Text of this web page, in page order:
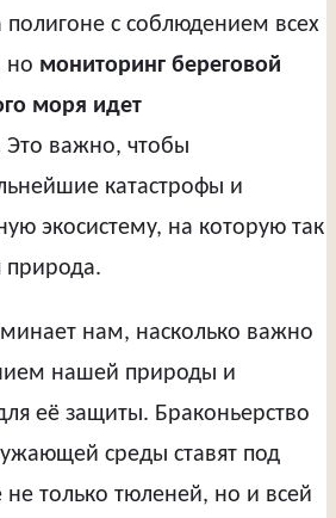
с соблюдением всех
но мониторинг береговой
моря идет
Это важно, чтобы
катастрофы и
экосистему, на которую так
природа.
нам, насколько важно
нашей природы и
её защиты. Браконьерство
среды ставят под
только тюленей, но и всей